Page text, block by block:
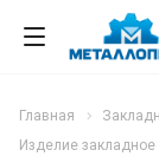
Главная
Изделие